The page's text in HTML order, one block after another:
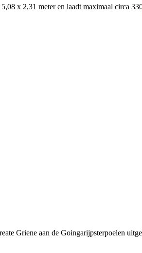
x 2,31 meter en laadt maximaal circa
Griene aan de Goingarijpsterpoelen